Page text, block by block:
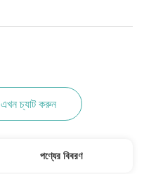
এখন চ্যাট করুন
পণ্যের বিবরণ